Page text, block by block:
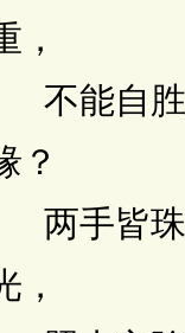
，
自胜
？
皆珠
，